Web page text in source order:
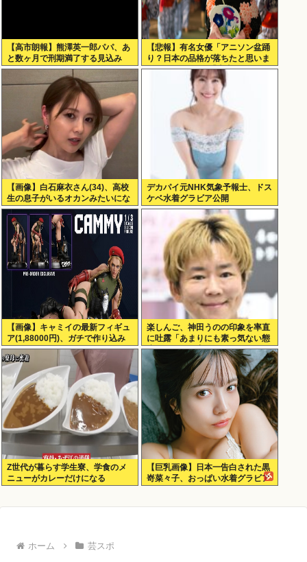
【高市朗報】熊澤英一郎パパ、あ
と数ヶ月で刑期満了する見込み
【悲報】有名女優「アニソン盆踊
り？日本の品格が落ちたと思いま
した」 → ネット「大麻おばさん
が語る品格とは」
【画像】白石麻衣さん(34)、高校
生の息子がいるオカンみたいにな
ってしまう
デカパイ元NHK気象予報士、ドス
ケベ水着グラビア公開
【画像】キャミイの最新フィギュ
ア(1,88000円)、ガチで作り込み
がエグすぎる
楽しんご、神田うのの印象を率直
に吐露「あまりにも素っ気ない態
度を取られて寂しい」
Z世代が暮らす学生寮、学食のメ
ニューがカレーだけになる
【巨乳画像】日本一告白された黒
嵜菜々子、おっぱい水着グラビア
ホーム 芸スポ